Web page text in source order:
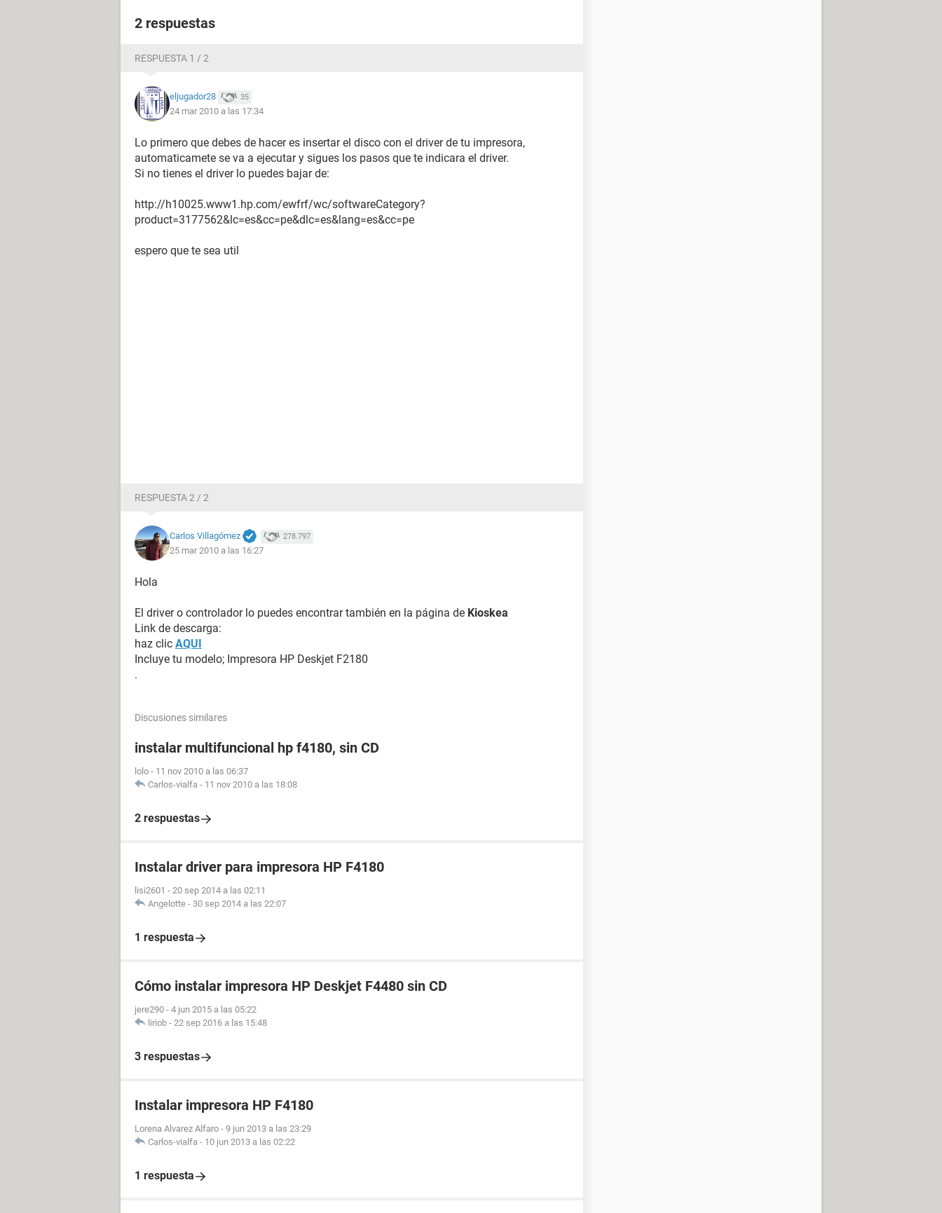
2 respuestas
RESPUESTA 1 / 2
eljugador28 35
24 mar 2010 a las 17:34
Lo primero que debes de hacer es insertar el disco con el driver de tu impresora,
automaticamete se va a ejecutar y sigues los pasos que te indicara el driver.
Si no tienes el driver lo puedes bajar de:
http://h10025.www1.hp.com/ewfrf/wc/softwareCategory?
product=3177562&lc=es&cc=pe&dlc=es&lang=es&cc=pe
espero que te sea util
RESPUESTA 2 / 2
Carlos Villagómez 278.797
25 mar 2010 a las 16:27
Hola
El driver o controlador lo puedes encontrar también en la página de Kioskea
Link de descarga:
haz clic AQUI
Incluye tu modelo; Impresora HP Deskjet F2180
.
Discusiones similares
instalar multifuncional hp f4180, sin CD
lolo - 11 nov 2010 a las 06:37
Carlos-vialfa - 11 nov 2010 a las 18:08
2 respuestas
Instalar driver para impresora HP F4180
lisi2601 - 20 sep 2014 a las 02:11
Angelotte - 30 sep 2014 a las 22:07
1 respuesta
Cómo instalar impresora HP Deskjet F4480 sin CD
jere290 - 4 jun 2015 a las 05:22
liriob - 22 sep 2016 a las 15:48
3 respuestas
Instalar impresora HP F4180
Lorena Alvarez Alfaro - 9 jun 2013 a las 23:29
Carlos-vialfa - 10 jun 2013 a las 02:22
1 respuesta